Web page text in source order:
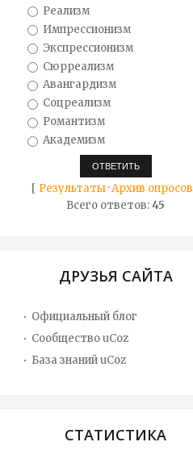
Реализм
Импрессионизм
Экспрессионизм
Сюрреализм
Авангардизм
Соцреализм
Романтизм
Академизм
[ Результаты·Архив опросов
Всего ответов:45
ДРУЗЬЯ САЙТА
Официальный блог
Сообщество uCoz
База знаний uCoz
СТАТИСТИКА